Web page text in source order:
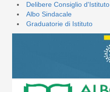
Delibere Consiglio d'Istituto
Albo Sindacale
Graduatorie di Istituto